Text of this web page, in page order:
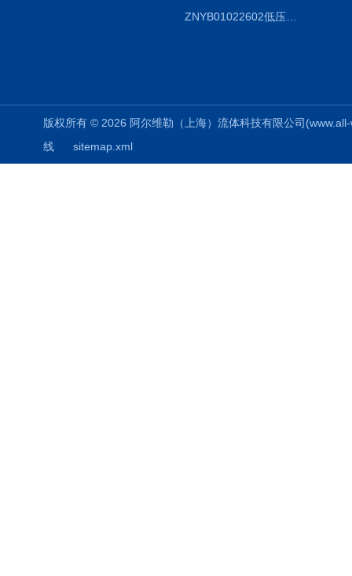
ZNYB01022602低压螺杆泵
版权所有 © 2026 阿尔维勒（上海）流体科技有限公司
线
sitemap.xml